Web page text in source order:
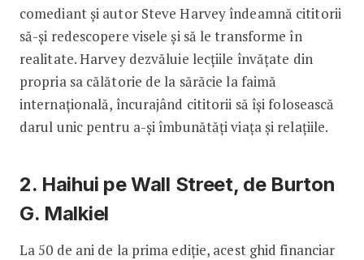
comediant și autor Steve Harvey îndeamnă cititorii
să-și redescopere visele și să le transforme în
realitate. Harvey dezvăluie lecțiile învățate din
propria sa călătorie de la sărăcie la faimă
internațională, încurajând cititorii să își folosească
darul unic pentru a-și îmbunătăți viața și relațiile.
2. Haihui pe Wall Street, de Burton
G. Malkiel
La 50 de ani de la prima ediție, acest ghid financiar